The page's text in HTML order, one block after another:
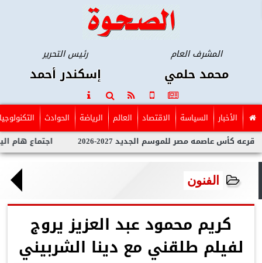
المشرف العام
محمد حلمي
رئيس التحرير
إسكندر أحمد
الأخبار السياسة الاقتصاد العالم الرياضة الحوادث التكنولوجيا
اجتماع هام اليوم عاصمه مصر للموسم الجديد 2027-2026
الفنون
كريم محمود عبد العزيز يروج
لفيلم طلقني مع دينا الشربيني